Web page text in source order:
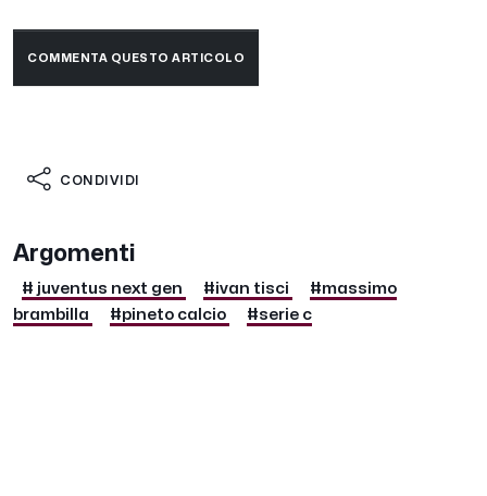
COMMENTA QUESTO ARTICOLO
CONDIVIDI
Argomenti
# juventus next gen #ivan tisci
#massimo
brambilla
#pineto calcio #serie c